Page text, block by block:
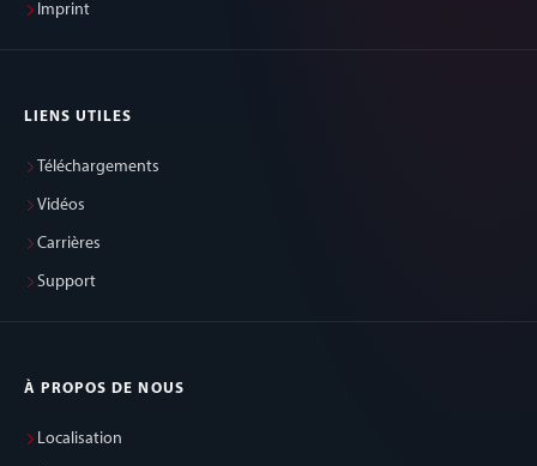
Imprint
LIENS UTILES
Téléchargements
Vidéos
Carrières
Support
À PROPOS DE NOUS
Localisation